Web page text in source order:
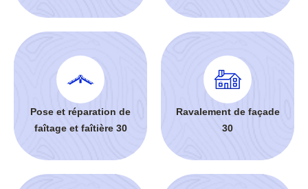
Pose et réparation de
faîtage et faîtière 30
Ravalement de façade
30